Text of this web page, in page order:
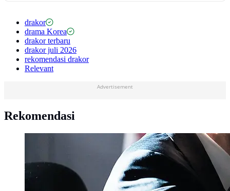
drakor
drama Korea
drakor terbaru
drakor juli 2026
rekomendasi drakor
Relevant
Advertisement
Rekomendasi